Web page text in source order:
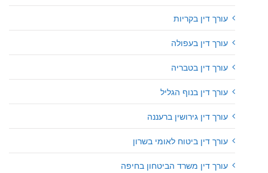
עורך דין בקריות
עורך דין בעפולה
עורך דין בטבריה
עורך דין בנוף הגליל
עורך דין גירושין ברעננה
עורך דין ביטוח לאומי בשרון
עורך דין משרד הביטחון בחיפה